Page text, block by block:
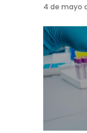
4 de mayo